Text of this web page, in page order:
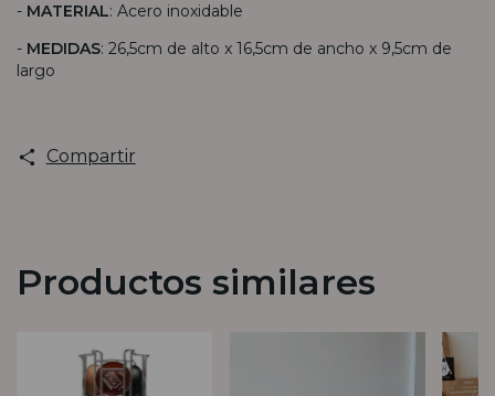
- MATERIAL: Acero inoxidable
- MEDIDAS: 26,5cm de alto x 16,5cm de ancho x 9,5cm de
largo
Compartir
Productos similares